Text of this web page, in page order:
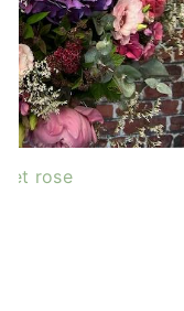
et rose